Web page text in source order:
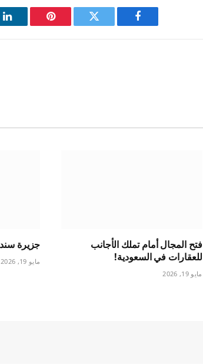
فيسبوك
تويتر بينتيريست
فتح المجال أمام تملك الأجانب
للعقارات في السعودية!
مايو 19, 2026
جزيرة
مايو 19, 2026